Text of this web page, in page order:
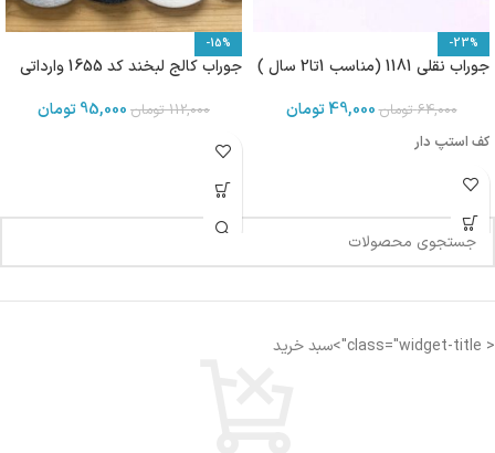
-23%
جوراب نقلی 1181 (مناسب 1تا2 سال )
64,000 تومان49,000تومان
کف استپ دار
-15%
جوراب کالج لبخند کد 1655 وارداتی
112,000 تومان 95,000تومان
< class="widget-title">سبد خرید